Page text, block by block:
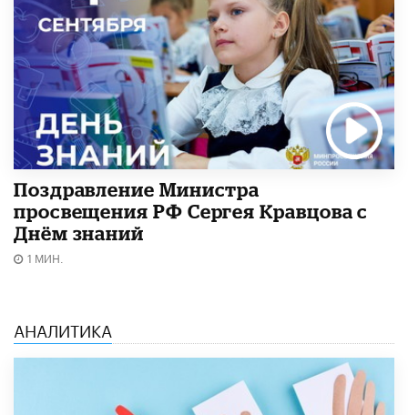
Поздравление Министра
просвещения РФ Сергея Кравцова с
Днём знаний
1 МИН.
АНАЛИТИКА